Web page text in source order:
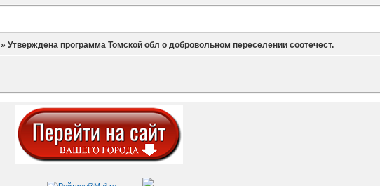
»Утверждена программа Томской обл о добровольном переселении соотечест.